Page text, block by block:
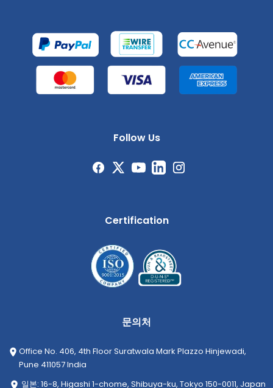
Follow Us
Certification
문의처
Office No. 406, 4th Floor Suratwala Mark Plazzo Hinjewadi,
Pune 411057 India
일본: 16-8, Higashi 1-chome, Shibuya-ku, Tokyo 150-0011, Japan